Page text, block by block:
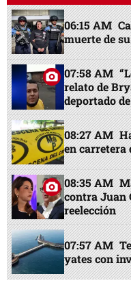
06:15 AM
muerte de
07:58 AM
relato de
deportado
08:27 AM
en carretera
08:35 AM
contra Juan
reelección
07:57 AM
yates con